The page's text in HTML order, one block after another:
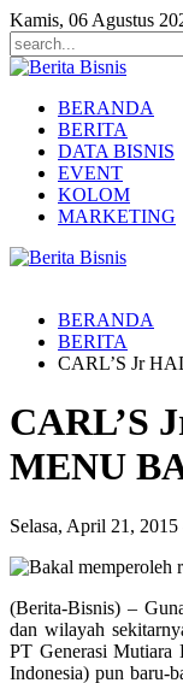
Kamis, 06 Agustus
BERANDA
BERITA
DATA BISNIS
EVENT
KOLOM
MARKETING
BERANDA
BERITA
CARL’S Jr
CARL’S
MENU
Selasa, April 21, 2015
(Berita-Bisnis) –
dan wilayah
PT Generasi Mutiara
Indonesia) pun baru-